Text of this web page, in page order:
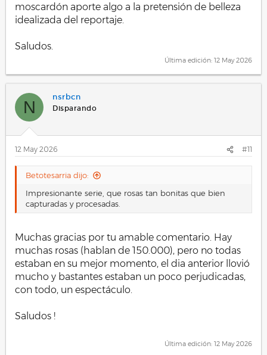
moscardón aporte algo a la pretensión de belleza
idealizada del reportaje.
Saludos.
Última edición: 12 May 2026
N
nsrbcn
Disparando
12 May 2026 #11
Betotesarria dijo:
Impresionante serie, que rosas tan bonitas que bien
capturadas y procesadas.
Muchas gracias por tu amable comentario. Hay
muchas rosas (hablan de 150.000), pero no todas
estaban en su mejor momento, el dia anterior llovió
mucho y bastantes estaban un poco perjudicadas,
con todo, un espectáculo.
Saludos !
Última edición: 12 May 2026